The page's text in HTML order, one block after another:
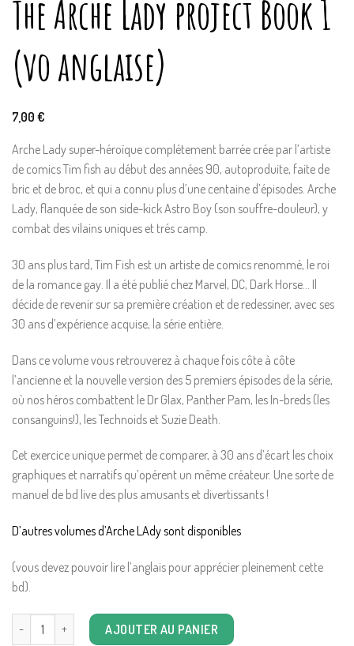
The Arche Lady project Book 1
(vo anglaise)
7,00 €
Arche Lady super-héroïque complétement barrée crée par l’artiste
de comics Tim fish au début des années 90, autoproduite, faite de
bric et de broc, et qui a connu plus d’une centaine d’épisodes. Arche
Lady, flanquée de son side-kick Astro Boy (son souffre-douleur), y
combat des vilains uniques et trés camp.
30 ans plus tard, Tim Fish est un artiste de comics renommé, le roi
de la romance gay. Il a été publié chez Marvel, DC, Dark Horse… Il
décide de revenir sur sa première création et de redessiner, avec ses
30 ans d’expérience acquise, la série entière.
Dans ce volume vous retrouverez à chaque fois côte à côte
l’ancienne et la nouvelle version des 5 premiers épisodes de la série,
où nos héros combattent le Dr Glax, Panther Pam, les In-breds (les
consanguins!), les Technoids et Suzie Death.
Cet exercice unique permet de comparer, à 30 ans d’écart les choix
graphiques et narratifs qu’opérent un même créateur. Une sorte de
manuel de bd live des plus amusants et divertissants !
D’autres volumes d’Arche LAdy sont disponibles
(vous devez pouvoir lire l’anglais pour apprécier pleinement cette
bd).
quantité de The Arche Lady project Book 1 (vo anglaise)
AJOUTER AU PANIER